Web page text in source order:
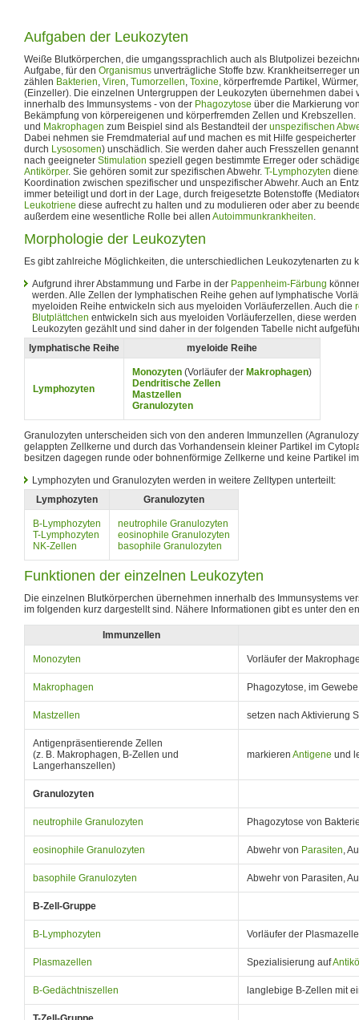
Aufgaben der Leukozyten
Weiße Blutkörperchen, die umgangssprachlich auch als Blutpolizei
Aufgabe, für den Organismus unverträgliche Stoffe bzw. Krankheitserreger
zählen Bakterien, Viren, Tumorzellen, Toxine, körperfremde Partikel,
(Einzeller). Die einzelnen Untergruppen der Leukozyten übernehmen dabei
innerhalb des Immunsystems - von der Phagozytose über die Markierung
Bekämpfung von körpereigenen und körperfremden Zellen und Krebszellen.
und Makrophagen zum Beispiel sind als Bestandteil der unspezifischen
Dabei nehmen sie Fremdmaterial auf und machen es mit Hilfe gespeicherter
durch Lysosomen) unschädlich. Sie werden daher auch Fresszellen
nach geeigneter Stimulation speziell gegen bestimmte Erreger oder
Antikörper. Sie gehören somit zur spezifischen Abwehr. T-Lymphozyten
Koordination zwischen spezifischer und unspezifischer Abwehr. Auch an
immer beteiligt und dort in der Lage, durch freigesetzte Botenstoffe
Leukotriene diese aufrecht zu halten und zu modulieren oder aber zu
außerdem eine wesentliche Rolle bei allen Autoimmunkrankheiten.
Morphologie der Leukozyten
Es gibt zahlreiche Möglichkeiten, die unterschiedlichen Leukozytenarten zu
Aufgrund ihrer Abstammung und Farbe in der Pappenheim-Färbung
werden. Alle Zellen der lymphatischen Reihe gehen auf lymphatische
myeloiden Reihe entwickeln sich aus myeloiden Vorläuferzellen. Auch die
Blutplättchen entwickeln sich aus myeloiden Vorläuferzellen, diese
Leukozyten gezählt und sind daher in der folgenden Tabelle nicht
lymphatische Reihe
myeloide Reihe
Lymphozyten
Monozyten (Vorläufer der Makrophagen)
Dendritische Zellen
Mastzellen
Granulozyten
Granulozyten unterscheiden sich von den anderen Immunzellen
gelappten Zellkerne und durch das Vorhandensein kleiner Partikel im
besitzen dagegen runde oder bohnenförmige Zellkerne und keine Partikel
Lymphozyten und Granulozyten werden in weitere Zelltypen unterteilt:
Lymphozyten
Granulozyten
B-Lymphozyten
T-Lymphozyten
NK-Zellen
neutrophile Granulozyten
eosinophile Granulozyten
basophile Granulozyten
Funktionen der einzelnen Leukozyten
Die einzelnen Blutkörperchen übernehmen innerhalb des Immunsystems
im folgenden kurz dargestellt sind. Nähere Informationen gibt es unter den
Immunzellen
Monozyten Vorläufer der
Makrophagen Phagozytose, im
Mastzellen setzen nach Aktivierung
Antigenpräsentierende Zellen
(z. B. Makrophagen, B-Zellen und
Langerhanszellen)
markieren Antigene und
Granulozyten
neutrophile Granulozyten Phagozytose von
eosinophile Granulozyten Abwehr von Parasiten,
basophile Granulozyten Abwehr von Parasiten,
B-Zell-Gruppe
B-Lymphozyten Vorläufer der
Plasmazellen Spezialisierung auf
B-Gedächtniszellen langlebige B-Zellen mit